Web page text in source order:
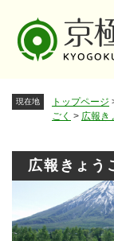
現在地 トップページ
ごく > 広報き
広報きょう